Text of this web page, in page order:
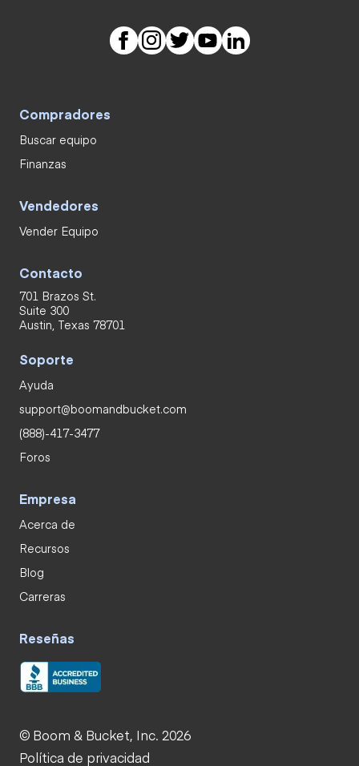
Compradores
Buscar equipo
Finanzas
Vendedores
Vender Equipo
Contacto
701 Brazos St.
Suite 300
Austin, Texas 78701
Soporte
Ayuda
support@boomandbucket.com
(888)-417-3477
Foros
Empresa
Acerca de
Recursos
Blog
Carreras
Reseñas
© Boom & Bucket, Inc. 2026
Política de privacidad